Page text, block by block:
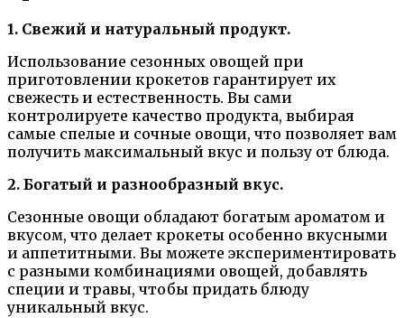
1. Свежий и натуральный продукт.
Использование сезонных овощей при
приготовлении крокетов гарантирует их
свежесть и естественность. Вы сами
контролируете качество продукта, выбирая
самые спелые и сочные овощи, что позволяет вам
получить максимальный вкус и пользу от блюда.
2. Богатый и разнообразный вкус.
Сезонные овощи обладают богатым ароматом и
вкусом, что делает крокеты особенно вкусными
и аппетитными. Вы можете экспериментировать
с разными комбинациями овощей, добавлять
специи и травы, чтобы придать блюду
уникальный вкус.